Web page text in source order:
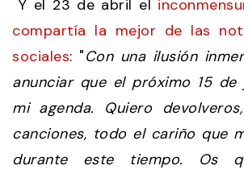
Y el 23 de abril el
compartía la mejor de las
sociales: "Con una ilusión
anunciar que el próximo 15
mi agenda. Quiero
canciones, todo el cariño que
durante este tiempo. Os